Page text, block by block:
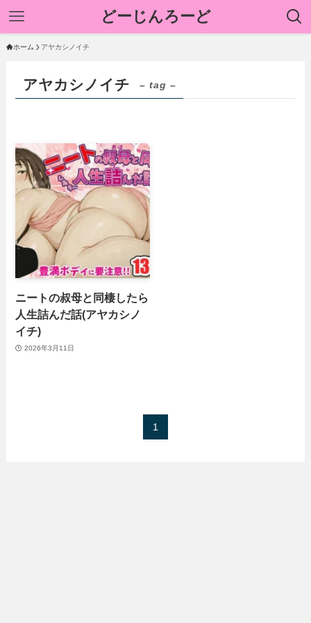
どーじんろーど
ホーム アヤカシノイチ
アヤカシノイチ – tag –
ニートの叔母と同棲したら
人生詰んだ話(アヤカシノ
イチ)
2026年3月11日
1